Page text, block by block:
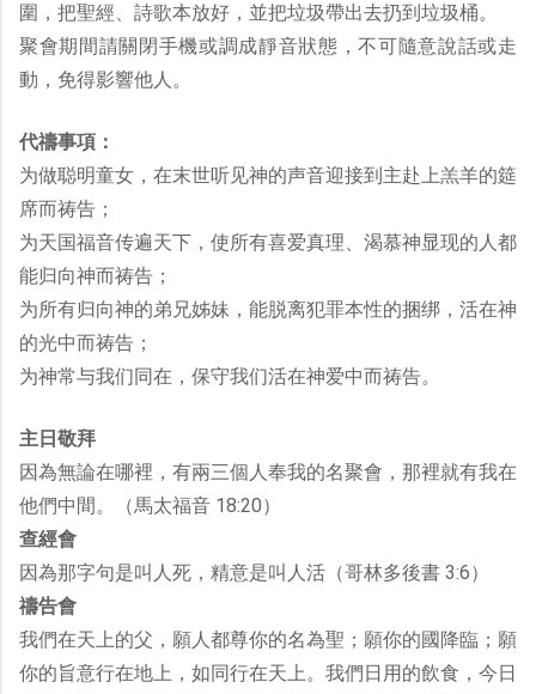
圍，把聖經、詩歌本放好，並把垃圾帶出去扔到垃圾桶。
聚會期間請關閉手機或調成靜音狀態，不可隨意說話或走
動，免得影響他人。
代禱事項：
为做聪明童女，在末世听见神的声音迎接到主赴上羔羊的筵
席而祷告；
为天国福音传遍天下，使所有喜爱真理、渴慕神显现的人都
能归向神而祷告；
为所有归向神的弟兄姊妹，能脱离犯罪本性的捆绑，活在神
的光中而祷告；
为神常与我们同在，保守我们活在神爱中而祷告。
主日敬拜
因為無論在哪裡，有兩三個人奉我的名聚會，那裡就有我在
他們中間。（馬太福音 18:20）
查經會
因為那字句是叫人死，精意是叫人活（哥林多後書 3:6）
禱告會
我們在天上的父，願人都尊你的名為聖；願你的國降臨；願
你的旨意行在地上，如同行在天上。我們日用的飲食，今日